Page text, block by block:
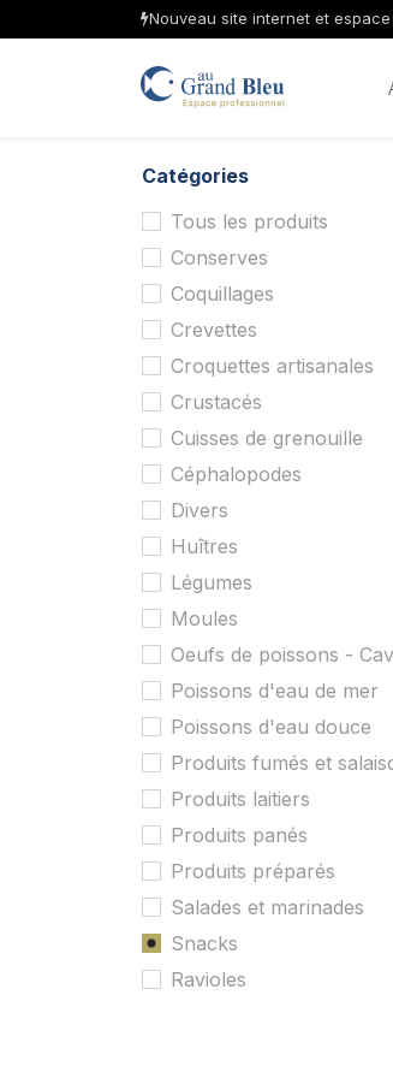
Nouveau site internet et
Catégories
Tous les produits
Conserves
Coquillages
Crevettes
Croquettes artisanales
Crustacés
Cuisses de grenouille
Céphalopodes
Divers
Huîtres
Légumes
Moules
Oeufs de poissons -
Poissons d'eau de mer
Poissons d'eau douce
Produits fumés et
Produits laitiers
Produits panés
Produits préparés
Salades et marinades
Snacks
Ravioles